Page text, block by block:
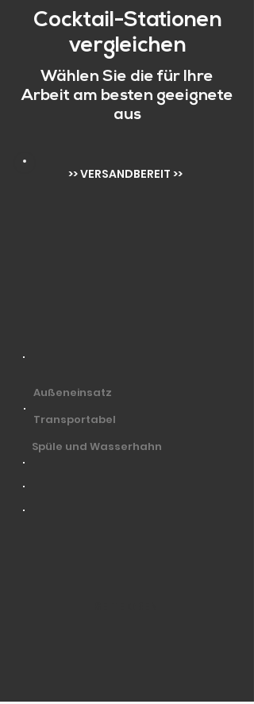
Cocktail-Stationen
vergleichen
Wählen Sie die für Ihre
Arbeit am besten geeignete
aus
>> VERSANDBEREIT >>
Außeneinsatz
Transportabel
Spüle und Wasserhahn